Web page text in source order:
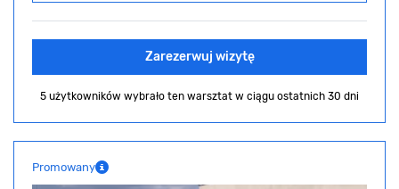
Zarezerwuj wizytę
5 użytkowników wybrało ten warsztat w ciągu ostatnich 30 dni
Promowany